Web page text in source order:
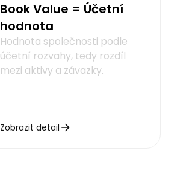
Book Value = Účetní
hodnota
Hodnota společnosti podle
účetní rozvahy, tedy rozdíl
mezi aktivy a závazky.
Zobrazit detail